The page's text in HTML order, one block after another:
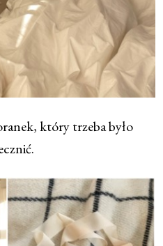
który trzeba było